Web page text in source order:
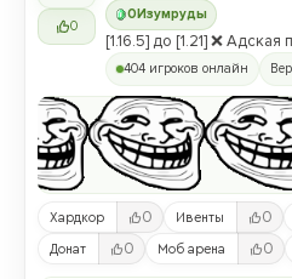
0
0 Изумруды
[1.16.5] до [1.21] ❌ Адская
404 игроков онлайн
Хардкор 0 Ивенты 0
Донат 0 Моб арена 0